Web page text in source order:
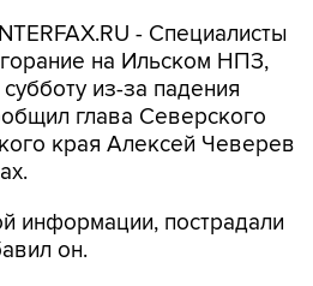
- Специалисты
на Ильском НПЗ,
из-за падения
глава Северского
края Алексей Чеверев
информации, пострадали
он.